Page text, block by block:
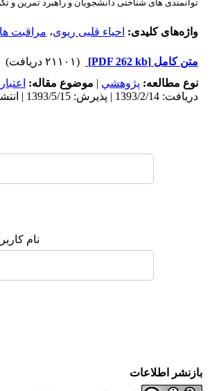
توانمندی های شناختی دانشجویان و راهبرد تمرین و
واژه‌های کلیدی: احیاء قلبی ریوی، مراقبت
متن کامل [PDF 262 kb]
(۲۱۱۰۱ دریافت)
نوع مطالعه: پژوهشي | موضوع مقاله:
دریافت: 1393/2/14 | پذیرش: 1393/5/15 | انتشار: 1393/7/6 | انتشار الکترونیک: 1393/7/6
نام
بازنشر اطلاعات